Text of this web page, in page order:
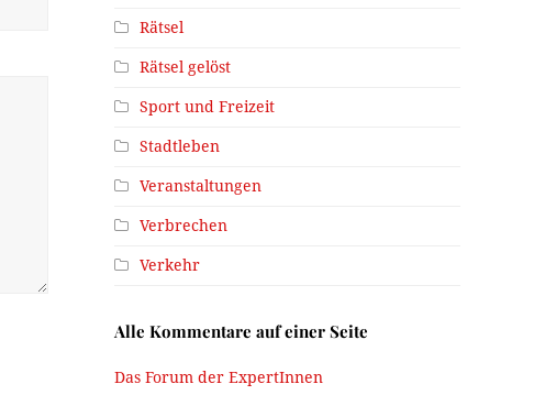
Rätsel
Rätsel gelöst
Sport und Freizeit
Stadtleben
Veranstaltungen
Verbrechen
Verkehr
Alle Kommentare auf einer Seite
Das Forum der ExpertInnen